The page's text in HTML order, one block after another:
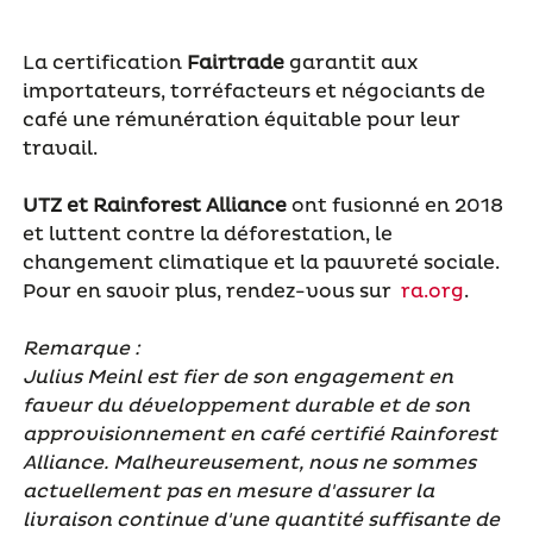
La certification Fairtradegarantit aux
importateurs, torréfacteurs et négociants de
café une rémunération équitable pour leur
travail.
UTZ et Rainforest Allianceont fusionné en 2018
et luttent contre la déforestation, le
changement climatique et la pauvreté sociale.
Pour en savoir plus, rendez-vous sur ra.org.
Remarque :
Julius Meinl est fier de son engagement en
faveur du développement durable et de son
approvisionnement en café certifié Rainforest
Alliance. Malheureusement, nous ne sommes
actuellement pas en mesure d'assurer la
livraison continue d'une quantité suffisante de